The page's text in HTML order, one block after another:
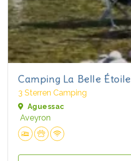
Camping La Belle Étoile
3 Sterren Camping
Aguessac
Aveyron